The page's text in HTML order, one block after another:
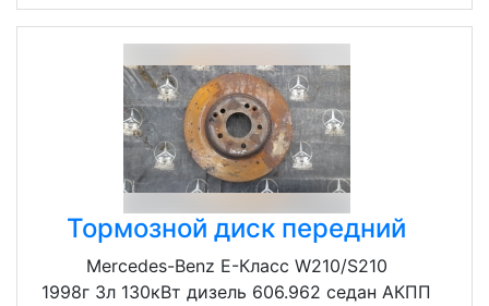
Тормозной диск передний
Mercedes-Benz E-Класс W210/S210
1998г 3л 130кВт дизель 606.962 седан АКПП